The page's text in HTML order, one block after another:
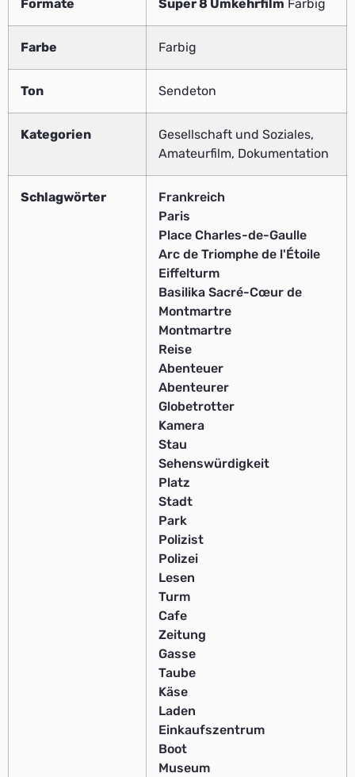
Formate Super 8 Umkehrfilm Farbig
Farbe Farbig
Ton Sendeton
Kategorien
Gesellschaft und Soziales,
Amateurfilm, Dokumentation
Schlagwörter
Frankreich
Paris
Place Charles-de-Gaulle
Arc de Triomphe de l'Étoile
Eiffelturm
Basilika Sacré-Cœur de
Montmartre
Montmartre
Reise
Abenteuer
Abenteurer
Globetrotter
Kamera
Stau
Sehenswürdigkeit
Platz
Stadt
Park
Polizist
Polizei
Lesen
Turm
Cafe
Zeitung
Gasse
Taube
Käse
Laden
Einkaufszentrum
Boot
Museum